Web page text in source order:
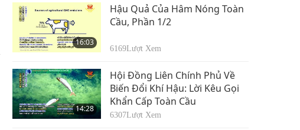
Phần
16:03
Hậu Quả Của Hâm Nóng Toàn
Cầu, Phần 1/2
6169Lượt Xem
14:28
Hội Đồng Liên Chính Phủ Về
Biến Đổi Khí Hậu: Lời Kêu Gọi
Khẩn Cấp Toàn Cầu
6307Lượt Xem